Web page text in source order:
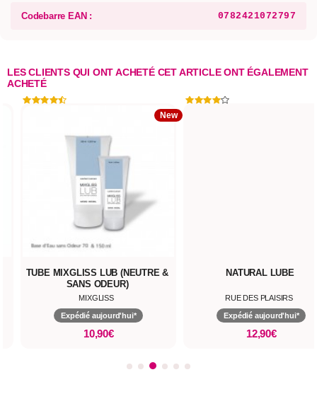
Codebarre EAN : 0782421072797
LES CLIENTS QUI ONT ACHETÉ CET ARTICLE ONT ÉGALEMENT
ACHETÉ
TUBE MIXGLISS LUB (NEUTRE &
SANS ODEUR)
MIXGLISS
Expédié aujourd'hui*
10,90€
New
NATURAL LUBE
RUE DES PLAISIRS
Expédié aujourd'hui*
12,90€